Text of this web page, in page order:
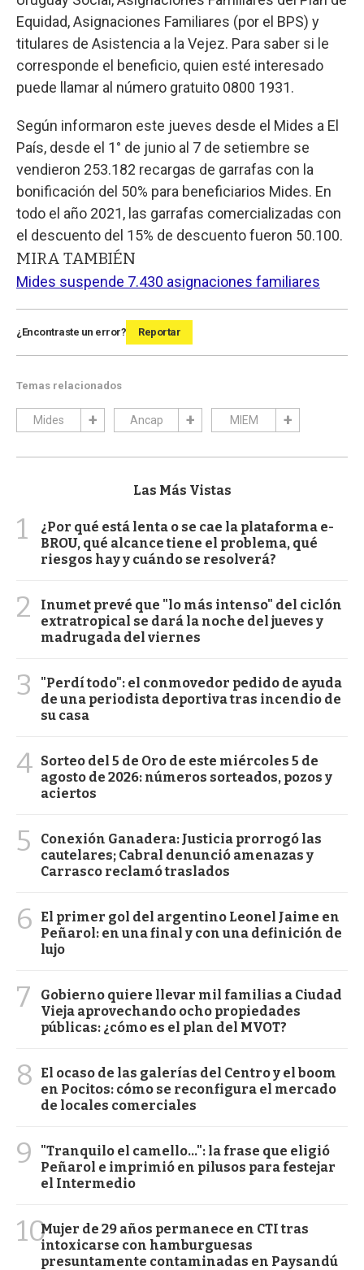
Equidad, Asignaciones Familiares (por el BPS) y
titulares de Asistencia a la Vejez. Para saber si le
corresponde el beneficio, quien esté interesado
puede llamar al número gratuito 0800 1931.
Según informaron este jueves desde el Mides a El
País, desde el 1° de junio al 7 de setiembre se
vendieron 253.182 recargas de garrafas con la
bonificación del 50% para beneficiarios Mides. En
todo el año 2021, las garrafas comercializadas con
el descuento del 15% de descuento fueron 50.100.
MIRA TAMBIÉN
Mides suspende 7.430 asignaciones familiares
¿Encontraste un error? Reportar
Temas relacionados
Mides Ancap MIEM
Las Más Vistas
1
¿Por qué está lenta o se cae la plataforma e-
BROU, qué alcance tiene el problema, qué
riesgos hay y cuándo se resolverá?
2
Inumet prevé que "lo más intenso" del ciclón
extratropical se dará la noche del jueves y
madrugada del viernes
3
"Perdí todo": el conmovedor pedido de ayuda
de una periodista deportiva tras incendio de
su casa
4 Sorteo del 5 de Oro de este miércoles 5 de
agosto de 2026: números sorteados, pozos y
aciertos
5
Conexión Ganadera: Justicia prorrogó las
cautelares; Cabral denunció amenazas y
Carrasco reclamó traslados
6
El primer gol del argentino Leonel Jaime en
Peñarol: en una final y con una definición de
lujo
7
Gobierno quiere llevar mil familias a Ciudad
Vieja aprovechando ocho propiedades
públicas: ¿cómo es el plan del MVOT?
8
El ocaso de las galerías del Centro y el boom
en Pocitos: cómo se reconfigura el mercado
de locales comerciales
9
"Tranquilo el camello...": la frase que eligió
Peñarol e imprimió en pilusos para festejar
el Intermedio
10Mujer de 29 años permanece en CTI tras
intoxicarse con hamburguesas
presuntamente contaminadas en Paysandú